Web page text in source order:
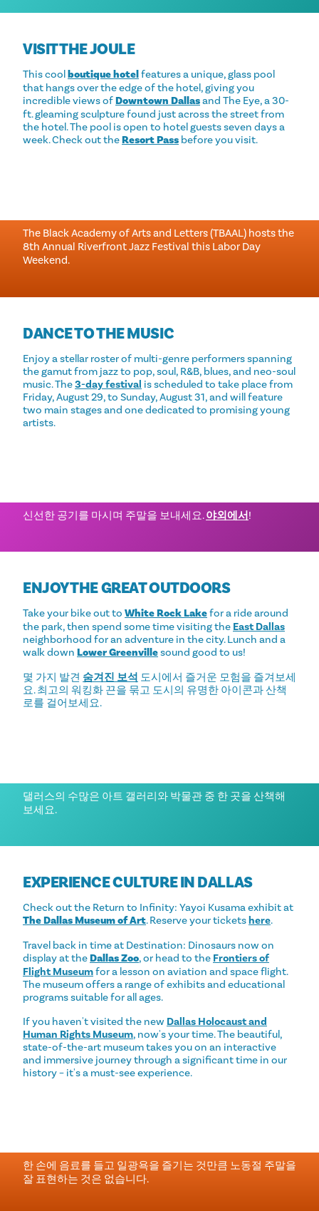
VISITTHE JOULE
This coolboutique hotelfeatures a unique, glass pool
that hangs over the edge of the hotel, giving you
incredible views ofDowntown Dallasand The Eye, a 30-
ft. gleaming sculpture found just across the street from
the hotel. The pool is open to hotel guests seven days a
week. Check out theResort Pass before you visit.
The Black Academy of Arts and Letters (TBAAL) hosts the
8th Annual Riverfront Jazz Festival this Labor Day
Weekend.
DANCE TO THE MUSIC
Enjoy a stellar roster of multi-genre performers spanning
the gamut from jazz to pop, soul, R&B, blues, and neo-soul
music. The3-day festival is scheduled to take place from
Friday, August 29, to Sunday, August 31, and will feature
two main stages and one dedicated to promising young
artists.
신선한 공기를 마시며 주말을 보내세요.야외에서!
ENJOY THE GREAT OUTDOORS
Take your bike out to White Rock Lakefor a ride around
the park, then spend some time visiting the East Dallas
neighborhood for an adventure in the city. Lunch and a
walk down Lower Greenvillesound good to us!
몇 가지 발견 숨겨진 보석 도시에서 즐거운 모험을 즐겨보세
요. 최고의 워킹화 끈을 묶고 도시의 유명한 아이콘과 산책
로를 걸어보세요.
댈러스의 수많은 아트 갤러리와 박물관 중 한 곳을 산책해
보세요.
EXPERIENCE CULTURE IN DALLAS
Check out the Return to Infinity: Yayoi Kusama exhibit at
The Dallas Museum of Art. Reserve your ticketshere.
Travel back in time at Destination: Dinosaurs now on
display at theDallas Zoo, or head to the Frontiers of
Flight Museumfor a lesson on aviation and space flight.
The museum offers a range of exhibits and educational
programs suitable for all ages.
If you haven't visited the new Dallas Holocaust and
Human Rights Museum, now's your time. The beautiful,
state-of-the-art museum takes you on an interactive
and immersive journey through a significant time in our
history – it's a must-see experience.
한 손에 음료를 들고 일광욕을 즐기는 것만큼 노동절 주말을
잘 표현하는 것은 없습니다.